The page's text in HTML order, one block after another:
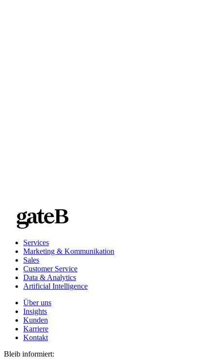
Services
Marketing & Kommunikation
Sales
Customer Service
Data & Analytics
Artificial Intelligence
Über uns
Insights
Kunden
Karriere
Kontakt
Bleib informiert: